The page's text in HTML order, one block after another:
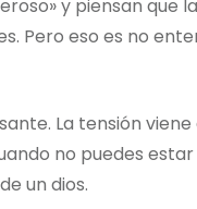
y piensan que
Pero eso es no
La tensión viene
no puedes
un dios.